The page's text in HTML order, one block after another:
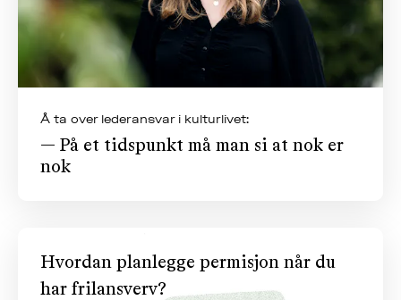
OM
Å ta over lederansvar i kulturlivet:
— På et tidspunkt må man si at nok er
nok
Hvordan planlegge permisjon når du
har frilansverv?